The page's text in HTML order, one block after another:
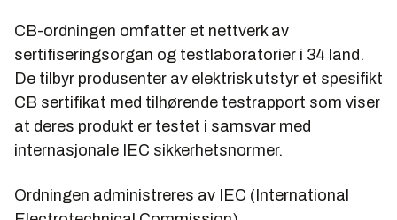
CB-ordningen omfatter et nettverk av
sertifiseringsorgan og testlaboratorier i 34 land.
De tilbyr produsenter av elektrisk utstyr et spesifikt
CB sertifikat med tilhørende testrapport som viser
at deres produkt er testet i samsvar med
internasjonale IEC sikkerhetsnormer.
Ordningen administreres av IEC (International